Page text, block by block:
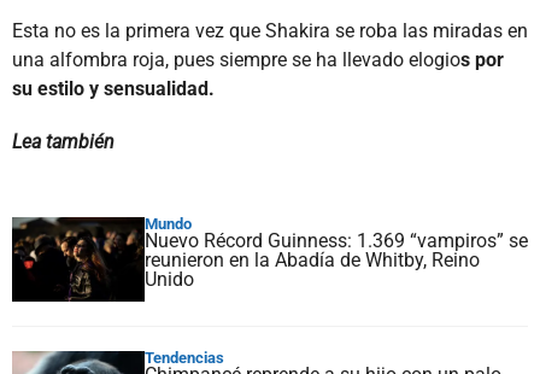
Esta no es la primera vez que Shakira se roba las miradas en
una alfombra roja, pues siempre se ha llevado elogios por
su estilo y sensualidad.
Lea también
Mundo
Nuevo Récord Guinness: 1.369 “vampiros” se
reunieron en la Abadía de Whitby, Reino
Unido
Tendencias